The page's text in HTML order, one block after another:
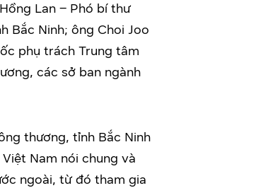
Lan – Phó bí thư
Bắc Ninh; ông Choi Joo
phụ trách Trung tâm
các sở ban ngành
thương, tỉnh Bắc Ninh
Nam nói chung và
ngoài, từ đó tham gia